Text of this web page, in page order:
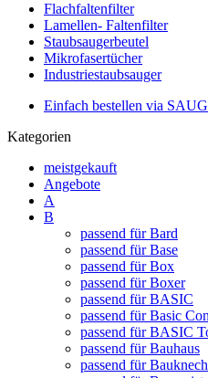
Flachfaltenfilter
Lamellen- Faltenfilter
Staubsaugerbeutel
Mikrofasertücher
Industriestaubsauger
Einfach bestellen via
Kategorien
meistgekauft
Angebote
A
B
passend für Bard
passend für Base
passend für Box
passend für Boxer
passend für BASIC
passend für Basic
passend für BASIC
passend für Bauhaus
passend für